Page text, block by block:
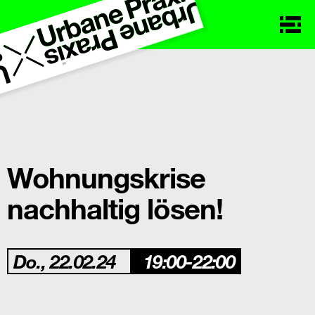
Wohnungskrise
nachhaltig lösen!
Do., 22.02.24 19:00-22:00